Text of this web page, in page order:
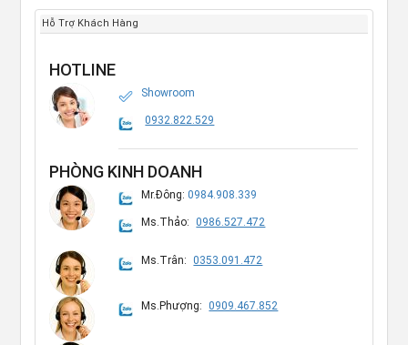
Hỗ Trợ Khách Hàng
HOTLINE
Showroom
0932.822.529
PHÒNG KINH DOANH
Mr.Đông:0984.908.339
Ms.Thảo: 0986.527.472
Ms.Trân: 0353.091.472
Ms.Phượng: 0909.467.852